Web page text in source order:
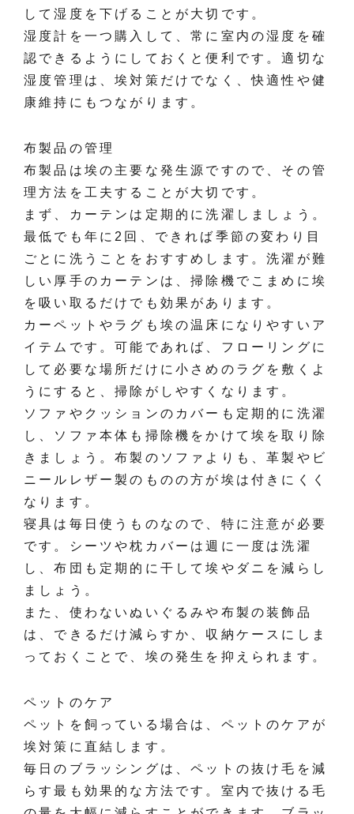
して湿度を下げることが大切です。
湿度計を一つ購入して、常に室内の湿度を確
認できるようにしておくと便利です。適切な
湿度管理は、埃対策だけでなく、快適性や健
康維持にもつながります。
布製品の管理
布製品は埃の主要な発生源ですので、その管
理方法を工夫することが大切です。
まず、カーテンは定期的に洗濯しましょう。
最低でも年に2回、できれば季節の変わり目
ごとに洗うことをおすすめします。洗濯が難
しい厚手のカーテンは、掃除機でこまめに埃
を吸い取るだけでも効果があります。
カーペットやラグも埃の温床になりやすいア
イテムです。可能であれば、フローリングに
して必要な場所だけに小さめのラグを敷くよ
うにすると、掃除がしやすくなります。
ソファやクッションのカバーも定期的に洗濯
し、ソファ本体も掃除機をかけて埃を取り除
きましょう。布製のソファよりも、革製やビ
ニールレザー製のものの方が埃は付きにくく
なります。
寝具は毎日使うものなので、特に注意が必要
です。シーツや枕カバーは週に一度は洗濯
し、布団も定期的に干して埃やダニを減らし
ましょう。
また、使わないぬいぐるみや布製の装飾品
は、できるだけ減らすか、収納ケースにしま
っておくことで、埃の発生を抑えられます。
ペットのケア
ペットを飼っている場合は、ペットのケアが
埃対策に直結します。
毎日のブラッシングは、ペットの抜け毛を減
らす最も効果的な方法です。室内で抜ける毛